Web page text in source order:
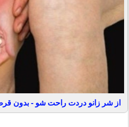
از شر زانو دردت راحت شو - بدون